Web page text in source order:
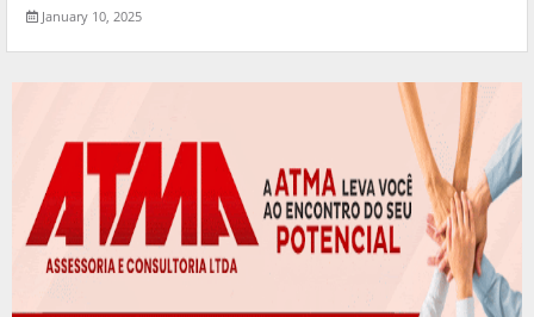
January 10, 2025